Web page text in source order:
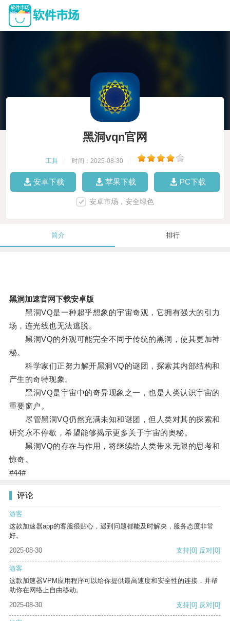
黑洞vqn官网
工具 时间：2025-08-30
安卓下载 苹果下载 PC下载
安卓市场，安全绿色
简介 排行
黑洞加速官网下载安卓版
黑洞VQ是一种超乎想象的宇宙奇观，它拥有强大的引力
场，连光线也无法逃脱。
黑洞VQ的外观可能完全不同于传统的黑洞，使其更加神
秘。
科学家们正努力解开黑洞VQ的谜团，探索其内部结构和
产生的奇特现象。
黑洞VQ是宇宙中的奇异现象之一，也是人类认识宇宙的
重要窗户。
尽管黑洞VQ仍然充满未知和谜团，但人类对其的探索和
研究永不停歇，希望能够揭示更多关于宇宙的奥秘。
黑洞VQ的存在与作用，将继续给人类带来无限的思考和
惊奇。
#44#
评论
游客
这款加速器app的客服很贴心，遇到问题都能及时解决，服务态度非常
好。
2025-08-30
支持[0] 反对[0]
游客
这款加速器VPM应用程序可以给你提供最高速度和安全性的连接，并帮
助你在网络上自由移动。
2025-08-30
支持[0] 反对[0]